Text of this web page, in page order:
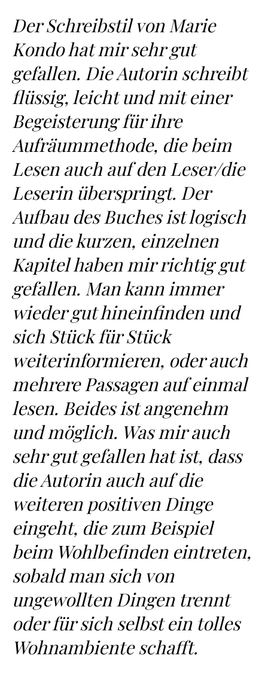
Der Schreibstil von Marie
Kondo hat mir sehr gut
gefallen. Die Autorin schreibt
flüssig, leicht und mit einer
Begeisterung für ihre
Aufräummethode, die beim
Lesen auch auf den Leser/die
Leserin überspringt. Der
Aufbau des Buches ist logisch
und die kurzen, einzelnen
Kapitel haben mir richtig gut
gefallen. Man kann immer
wieder gut hineinfinden und
sich Stück für Stück
weiterinformieren, oder auch
mehrere Passagen auf einmal
lesen. Beides ist angenehm
und möglich. Was mir auch
sehr gut gefallen hat ist, dass
die Autorin auch auf die
weiteren positiven Dinge
eingeht, die zum Beispiel
beim Wohlbefinden eintreten,
sobald man sich von
ungewollten Dingen trennt
oder für sich selbst ein tolles
Wohnambiente schafft.